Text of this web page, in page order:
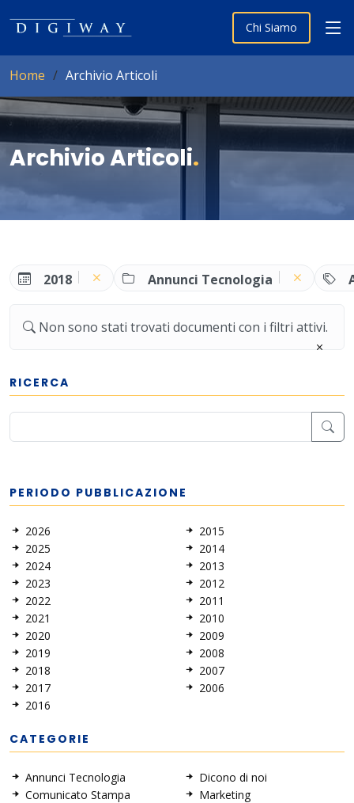
Chi Siamo
Home Archivio Articoli
Archivio Articoli.
2018 Annunci Tecnologia
Non sono stati trovati documenti con i filtri attivi.
RICERCA
PERIODO PUBBLICAZIONE
2026
2025
2024
2023
2022
2021
2020
2019
2018
2017
2016
2015
2014
2013
2012
2011
2010
2009
2008
2007
2006
CATEGORIE
Annunci Tecnologia
Comunicato Stampa
Dicono di noi
Marketing